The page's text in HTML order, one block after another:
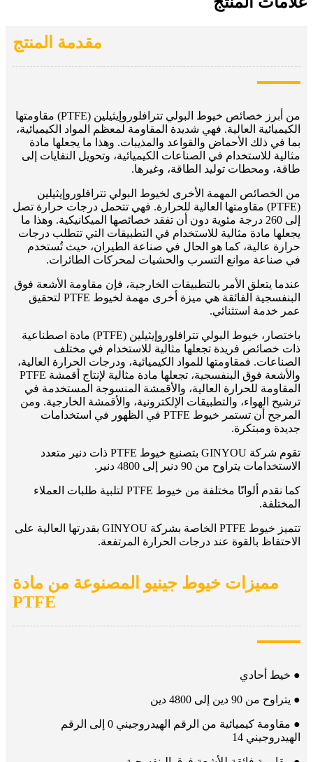
مقدمة المنتج
من أبرز خصائص خيوط البولي تترافلوروإيثيلين (PTFE) مقاومتها
الكيميائية العالية. فهي شديدة المقاومة لمعظم المواد الكيميائية،
بما في ذلك الأحماض والقواعد والمذيبات. وهذا ما يجعلها مادة
مثالية للاستخدام في الصناعات الكيميائية، وتحويل النفايات إلى
طاقة، ومحطات توليد الطاقة، وغيرها.
من الخصائص المهمة الأخرى لخيوط البولي تترافلوروإيثيلين
(PTFE) مقاومتها العالية للحرارة. فهي تتحمل درجات حرارة تصل
إلى 260 درجة مئوية دون أن تفقد خصائصها الميكانيكية. وهذا ما
يجعلها مادة مثالية للاستخدام في التطبيقات التي تتطلب درجات
حرارة عالية، كما هو الحال في صناعة الطيران، حيث تُستخدم
في صناعة موانع التسرب والحشيات لمحركات الطائرات.
عندما يتعلق الأمر بالتطبيقات الخارجية، فإن مقاومة الأشعة فوق
البنفسجية الفائقة هي ميزة أخرى مهمة لخيوط PTFE لتحقيق
عمر خدمة استثنائي.
باختصار، خيوط البولي تترافلوروإيثيلين (PTFE) مادة اصطناعية
ذات خصائص فريدة تجعلها مثالية للاستخدام في مختلف
الصناعات. فمقاومتها للمواد الكيميائية، ودرجات الحرارة العالية،
والأشعة فوق البنفسجية، تجعلها مادة مثالية لإنتاج أقمشة PTFE
المقاومة للحرارة العالية، والأقمشة المنسوجة المستخدمة في
ترشيح الهواء، والتطبيقات الإلكترونية، والأقمشة الخارجية. ومن
المرجح أن تستمر خيوط PTFE في الظهور في استخدامات
جديدة ومبتكرة.
تقوم شركة GINYOU بتصنيع خيوط PTFE ذات دنير متعدد
الاستخدامات يتراوح من 90 دنير إلى 4800 دنير.
كما نقدم ألوانًا مختلفة من خيوط PTFE لتلبية طلبات العملاء
المختلفة.
تتميز خيوط PTFE الخاصة بشركة GINYOU بقدرتها العالية على
الاحتفاظ بالقوة عند درجات الحرارة المرتفعة.
مميزات خيوط جينيو المصنوعة من مادة
PTFE
● خيط أحادي
● يتراوح من 90 دين إلى 4800 دين
● مقاومة كيميائية من الرقم الهيدروجيني 0 إلى الرقم
الهيدروجيني 14